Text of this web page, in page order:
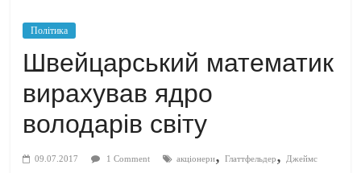
Політика
Швейцарський математик
вирахував ядро
володарів світу
09.07.2017 1 Comment акціонери,Глаттфельдер, Джеймс